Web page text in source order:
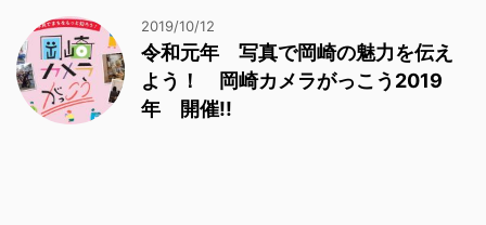
2019/10/12
令和元年 写真で岡崎の魅力を伝え
よう！ 岡崎カメラがっこう2019
年 開催!!